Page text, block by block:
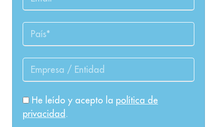
He leído y acepto la política de
privacidad .